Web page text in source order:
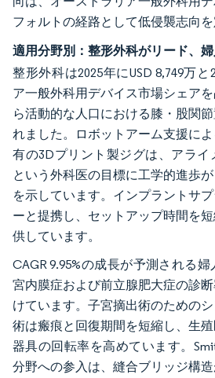
フォルトの経路として低侵襲志向を
適用分野別：整形外科がリード、
整形外科は2025年にUSD 8,749万と
ア一般外科用デバイス市場シェア
ら活動的な人口における膝・股関
れました。ロボットアーム支援に
有の3Dプリント製ジグは、アラ
という外科医の目標に工学的進歩
を示しています。インプラントサ
ーと提携し、セットアップ時間を
供しています。
CAGR 9.95%の成長が予測される
宮内膜症および前立腺肥大症の診
けています。子宮摘出術のための
術は瘢痕と回復期間を短縮し、生
器具の回転率を高めています。
分野への参入は、縫合ブリッジ構